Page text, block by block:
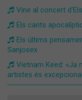
Vine al concert
Els cants
Els últims
Sanjosex
Vietnam Keed: «Ja
artistes és